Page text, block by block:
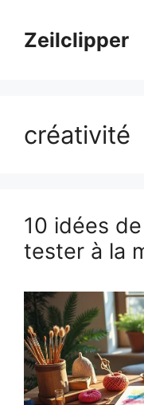
contenuZeilclipper
créativité
10 idées
tester à la